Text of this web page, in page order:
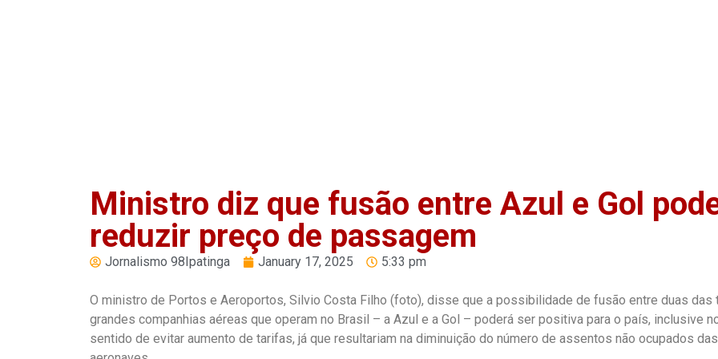
Ministro diz que fusão entre Azul e Gol
reduzir preço de passagem
Jornalismo 98Ipatinga January 17, 2025 5:33 pm
O ministro de Portos e Aeroportos, Silvio Costa Filho (foto), disse que a possibilidade de fusão entre duas das
grandes companhias aéreas que operam no Brasil – a Azul e a Gol – poderá ser positiva para o país, inclusive
sentido de evitar aumento de tarifas, já que resultariam na diminuição do número de assentos não ocupados das